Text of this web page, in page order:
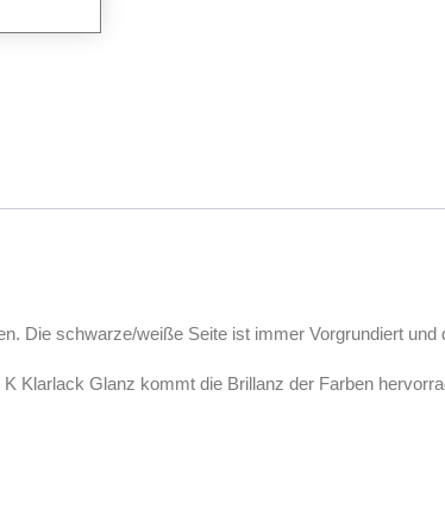
Die schwarze/weiße Seite ist immer Vorgrundiert und
Klarlack Glanz kommt die Brillanz der Farben